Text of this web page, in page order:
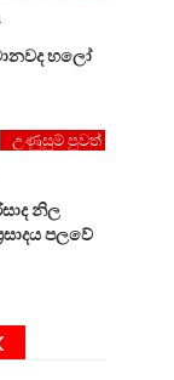
හලෝ
උණුසුම් පුවත්
නිල
පලවේ